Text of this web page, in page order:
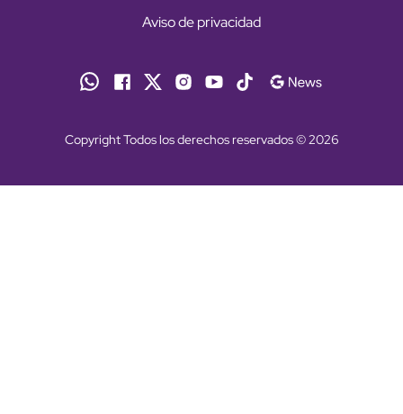
Aviso de privacidad
Copyright Todos los derechos reservados © 2026